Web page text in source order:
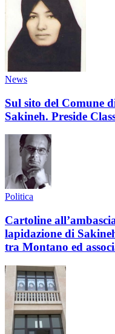
News
Sul sito del Comune
Sakineh. Preside
Politica
Cartoline
lapidazione di
tra Montano ed